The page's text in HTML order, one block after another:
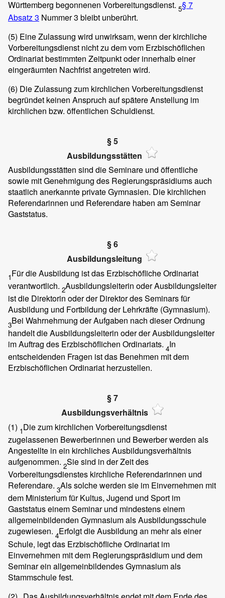
Württemberg begonnenen Vorbereitungsdienst. 5§ 7
Absatz 3 Nummer 3 bleibt unberührt.
(5) Eine Zulassung wird unwirksam, wenn der kirchliche
Vorbereitungsdienst nicht zu dem vom Erzbischöflichen
Ordinariat bestimmten Zeitpunkt oder innerhalb einer
eingeräumten Nachfrist angetreten wird.
(6) Die Zulassung zum kirchlichen Vorbereitungsdienst
begründet keinen Anspruch auf spätere Anstellung im
kirchlichen bzw. öffentlichen Schuldienst.
§ 5
Ausbildungsstätten
Ausbildungsstätten sind die Seminare und öffentliche
sowie mit Genehmigung des Regierungspräsidiums auch
staatlich anerkannte private Gymnasien. Die kirchlichen
Referendarinnen und Referendare haben am Seminar
Gaststatus.
§ 6
Ausbildungsleitung
1Für die Ausbildung ist das Erzbischöfliche Ordinariat
verantwortlich. 2Ausbildungsleiterin oder Ausbildungsleiter
ist die Direktorin oder der Direktor des Seminars für
Ausbildung und Fortbildung der Lehrkräfte (Gymnasium).
3Bei Wahrnehmung der Aufgaben nach dieser Ordnung
handelt die Ausbildungsleiterin oder der Ausbildungsleiter
im Auftrag des Erzbischöflichen Ordinariats. 4In
entscheidenden Fragen ist das Benehmen mit dem
Erzbischöflichen Ordinariat herzustellen.
§ 7
Ausbildungsverhältnis
(1) 1Die zum kirchlichen Vorbereitungsdienst
zugelassenen Bewerberinnen und Bewerber werden als
Angestellte in ein kirchliches Ausbildungsverhältnis
aufgenommen. 2Sie sind in der Zeit des
Vorbereitungsdienstes kirchliche Referendarinnen und
Referendare. 3Als solche werden sie im Einvernehmen mit
dem Ministerium für Kultus, Jugend und Sport im
Gaststatus einem Seminar und mindestens einem
allgemeinbildenden Gymnasium als Ausbildungsschule
zugewiesen. 4Erfolgt die Ausbildung an mehr als einer
Schule, legt das Erzbischöfliche Ordinariat im
Einvernehmen mit dem Regierungspräsidium und dem
Seminar ein allgemeinbildendes Gymnasium als
Stammschule fest.